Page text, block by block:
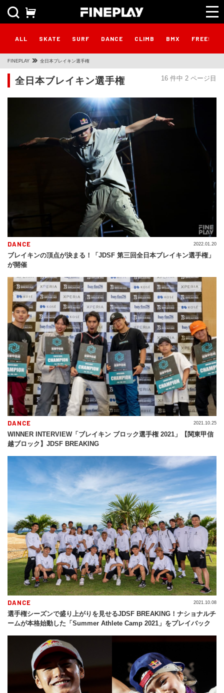
ALL SKATE SURF DANCE CLIMB BMX
FINEPLAY 全日本ブレイキン選手権
16 件中 2 ページ目
全日本ブレイキン選手権
DANCE
ブレイキンの頂点が決まる！「JDSF 第三回全日本ブレイキン選手権」
が開催
2022.01.20
DANCE
WINNER INTERVIEW「ブレイキン ブロック選手権 2021」【関東甲信
越ブロック】JDSF BREAKING
2021.10.25
DANCE
選手権シーズンで盛り上がりを見せるJDSF BREAKING！ナショナルチ
ームが本格始動した「Summer Athlete Camp 2021」をプレイバック
2021.10.08